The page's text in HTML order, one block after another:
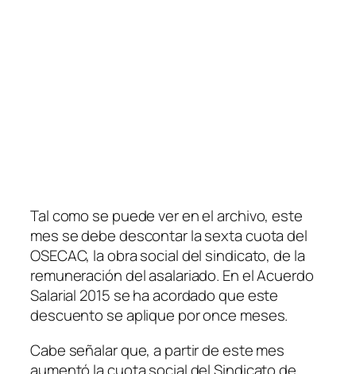
Tal como se puede ver en el archivo, este
mes se debe descontar la sexta cuota del
OSECAC, la obra social del sindicato, de la
remuneración del asalariado. En el Acuerdo
Salarial 2015 se ha acordado que este
descuento se aplique por once meses.
Cabe señalar que, a partir de este mes
aumentó la cuota social del Sindicato de